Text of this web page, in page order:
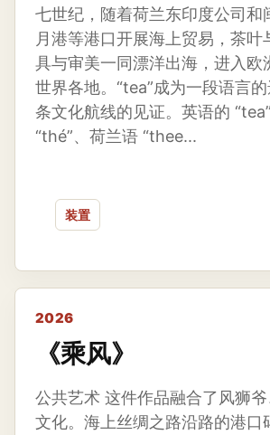
七世纪，随着荷兰东印度公司和
月港等港口开展海上贸易，茶叶
具与审美一同漂洋出海，进入欧
世界各地。“tea”成为一段语言
条文化航线的见证。英语的
“thé”、荷兰语 “thee...
装置
2026
《乘风》
公共艺术 这件作品融合了风狮
文化。海上丝绸之路沿路的港口